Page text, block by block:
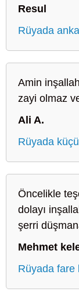
Resul
Rüyada
Amin
zayi olmaz
Ali A.
Rüyada
Öncelikle
dolayı
şerri
Mehmet
Rüyada fare